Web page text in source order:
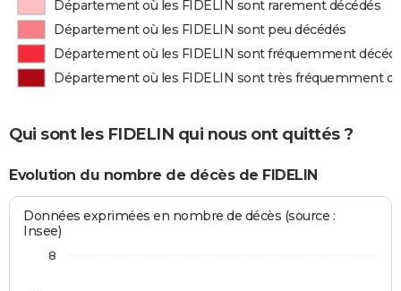
Département où les FIDELIN sont rarement décédés
Département où les FIDELIN sont peu décédés
Département où les FIDELIN sont fréquemment
Département où les FIDELIN sont très fréquemment
Qui sont les FIDELIN qui nous ont quittés ?
Evolution du nombre de décès de FIDELIN
Données exprimées en nombre de décès (source :
Insee)
8